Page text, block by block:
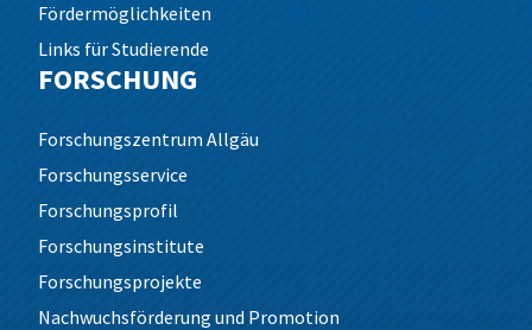
Fördermöglichkeiten
Links für Studierende
FORSCHUNG
Forschungszentrum Allgäu
Forschungsservice
Forschungsprofil
Forschungsinstitute
Forschungsprojekte
Nachwuchsförderung und Promotion